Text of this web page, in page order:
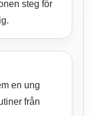
steg för
en ung
från